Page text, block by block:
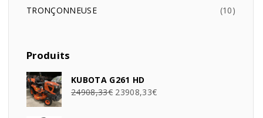
TRONÇONNEUSE
10
Produits
KUBOTA G261 HD
24908,33€ 23908,33€